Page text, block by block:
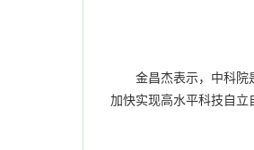
金昌杰表示，中科院是
加快实现高水平科技自立